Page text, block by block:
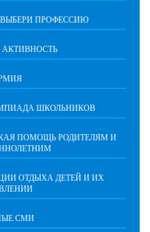
ПРОФЕССИЮ
ШКОЛЬНИКОВ
ПОМОЩЬ РОДИТЕЛЯМ И
ОТДЫХА ДЕТЕЙ И ИХ
СМИ